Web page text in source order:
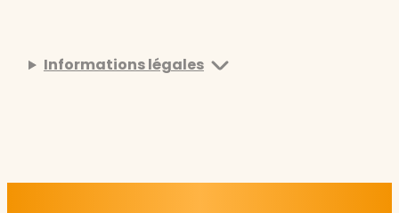
Informations légales